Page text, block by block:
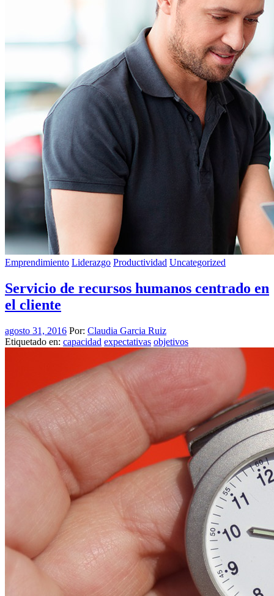
Emprendimiento Liderazgo Productividad Uncategorized
Servicio de recursos humanos centrado en
el cliente
agosto 31, 2016 Por: Claudia Garcia Ruiz
Etiquetado en: capacidad expectativas objetivos